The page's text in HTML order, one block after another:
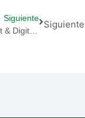
Siguiente
RelaySimTest & Digital Twin: Redefiniendo Los Sistemas De Potencia
Siguiente